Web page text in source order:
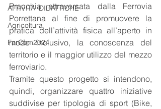
ATTIVITA' DIDATTICHE
Agricoltura
FarCom2024
Pracchia attraversata dalla Ferrovia
Porrettana al fine di promuovere la
pratica dell’attività fisica all’aperto in
modo inclusivo, la conoscenza del
territorio e il maggior utilizzo del mezzo
ferroviario.
Tramite questo progetto si intendono,
quindi, organizzare quattro iniziative
suddivise per tipologia di sport (Bike,